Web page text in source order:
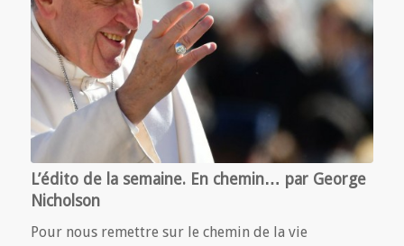
L’édito de la semaine. En chemin… par George
Nicholson
Pour nous remettre sur le chemin de la vie